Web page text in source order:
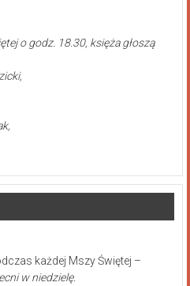
o godz. 18.30, księża głoszą
każdej Mszy Świętej –
w niedzielę.